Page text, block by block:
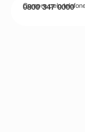
Compre pelo
0800 347 0000